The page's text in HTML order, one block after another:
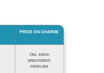
PRISE EN CHARGE
Oui, selon
prescription
médicale